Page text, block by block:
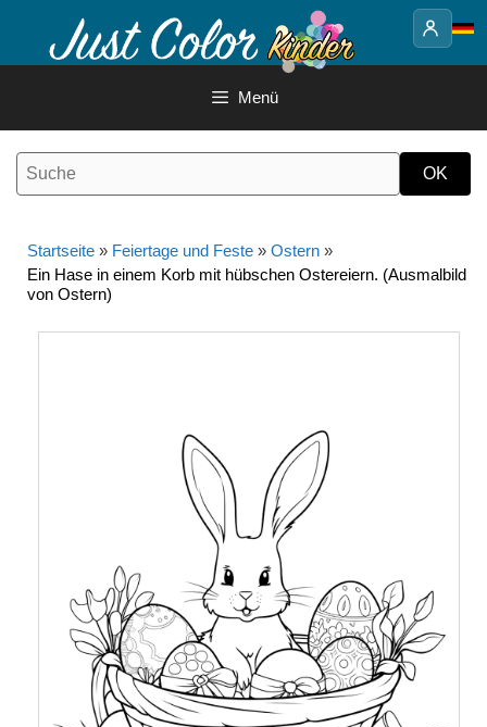
Inhalt
Menü
Startseite » Feiertage und Feste » Ostern »
Ein Hase in einem Korb mit hübschen Ostereiern. (Ausmalbild
von Ostern)